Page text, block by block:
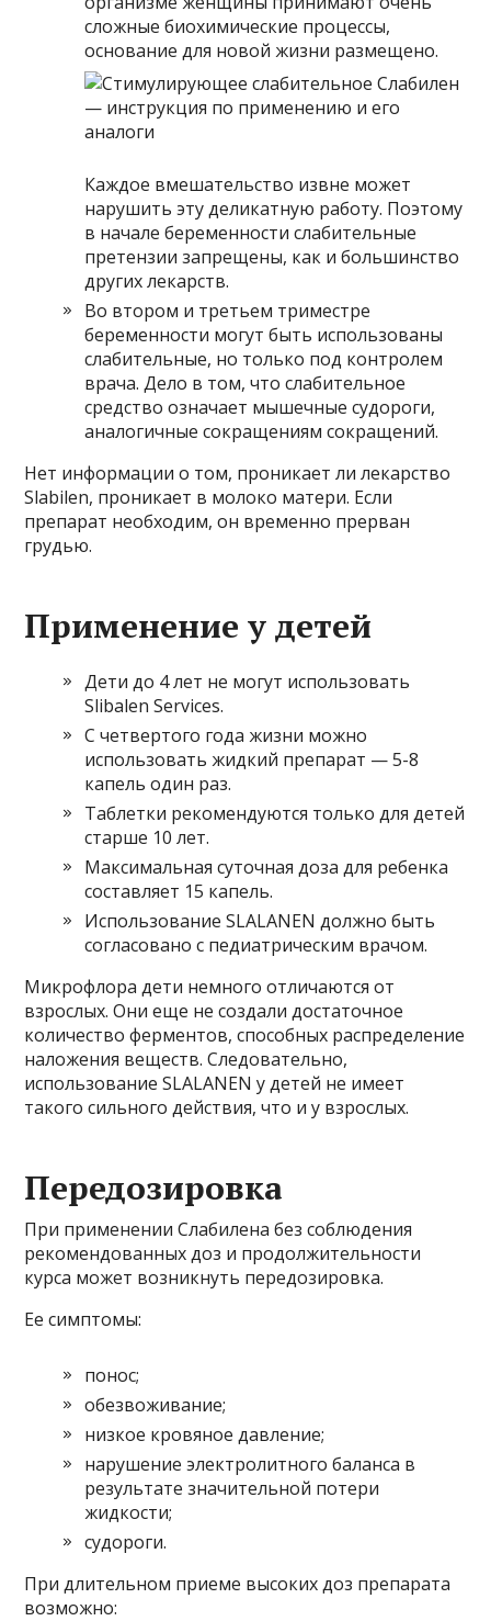
сложные биохимические процессы,
основание для новой жизни размещено.
Каждое вмешательство извне может
нарушить эту деликатную работу. Поэтому
в начале беременности слабительные
претензии запрещены, как и большинство
других лекарств.
Во втором и третьем триместре
беременности могут быть использованы
слабительные, но только под контролем
врача. Дело в том, что слабительное
средство означает мышечные судороги,
аналогичные сокращениям сокращений.
Нет информации о том, проникает ли лекарство
Slabilen, проникает в молоко матери. Если
препарат необходим, он временно прерван
грудью.
Применение у детей
Дети до 4 лет не могут использовать
Slibalen Services.
С четвертого года жизни можно
использовать жидкий препарат — 5-8
капель один раз.
Таблетки рекомендуются только для детей
старше 10 лет.
Максимальная суточная доза для ребенка
составляет 15 капель.
Использование SLALANEN должно быть
согласовано с педиатрическим врачом.
Микрофлора дети немного отличаются от
взрослых. Они еще не создали достаточное
количество ферментов, способных распределение
наложения веществ. Следовательно,
использование SLALANEN у детей не имеет
такого сильного действия, что и у взрослых.
Передозировка
При применении Слабилена без соблюдения
рекомендованных доз и продолжительности
курса может возникнуть передозировка.
Ее симптомы:
понос;
обезвоживание;
низкое кровяное давление;
нарушение электролитного баланса в
результате значительной потери
жидкости;
судороги.
При длительном приеме высоких доз препарата
возможно: